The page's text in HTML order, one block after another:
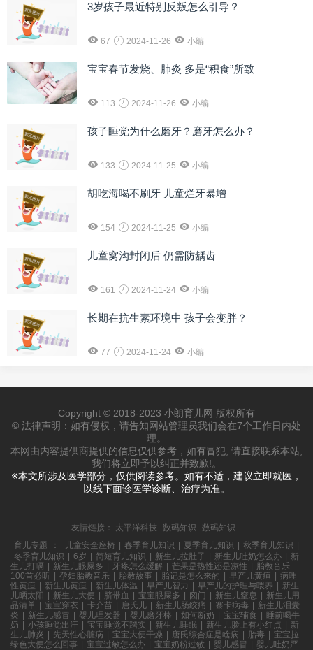
3岁孩子最近特别反叛怎么引导？
67 2024-11-26 小编
宝宝春节发烧、肺炎 多是“积食”所致
113 2024-11-26 小编
孩子睡觉为什么磨牙？磨牙怎么办？
133 2024-11-25 小编
胡吃海喝不刷牙 儿童烂牙暴增
154 2024-11-25 小编
儿童窝沟封闭后 仍需防龋齿
161 2024-11-24 小编
长期在抗生素环境中 孩子会变胖？
77 2024-11-24 小编
Copyright © 2018-2023 小朗育儿网 版权所有
© 法律声明：如有侵权，请告知网站管理员我们会在7个工作日内处
理。
本网由内容提供商提供的信息仅供参考，如有冒犯, 请直接联系本站,
我们将立即予以纠正并致歉!。
※本文所涉及医学部分，仅供阅读参考。如有不适，建议立即就医，
以线下面诊医学诊断、治疗为准。
友情链接： 太平洋科技 数码知识
数码知识
育儿专题
： 儿童安全座椅 春季育儿知识 夏季育儿知识 秋季育儿知识
冬季育儿知识
6岁 简短育儿知识 新生儿拉肚子 新生儿吐奶怎么办
新
生儿打嗝
新生儿眼屎多 牙疼怎么缓解 芒果是热性还是凉性
胎教音乐
100首必听
孕妇胎教音乐 胎教故事 胎记是怎么来的 早产儿黄疸
病理
性黄疸
新生儿黄疸 新生儿体温 早产儿智力 早产儿的护理与喂养
新生
儿晒太阳
新生儿大便 脐带血 宝宝眼屎多 囟门 新生儿窒息
新生儿用
品清单
宝宝穿衣 卡介苗 唐氏儿 新生儿肠绞痛 寨卡病毒
新生儿泪囊
炎
新生儿感冒 婴儿理发器 婴儿磨牙棒 如何断奶 宝宝辅食
睡前喝牛
奶
小孩睡觉出汗 宝宝睡觉不踏实 新生儿睡眠 新生儿脸上有小红点
新
生儿肺炎
先天性心脏病 宝宝大便干燥 唐氏综合症是啥病 胎毒
宝宝拉
绿色大便怎么回事
宝宝过敏怎么办 宝宝奶粉过敏 婴儿感冒
婴儿吐奶严